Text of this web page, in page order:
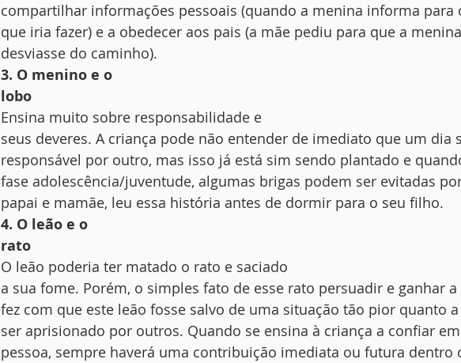
compartilhar informações pessoais (quando a menina informa para
que iria fazer) e a obedecer aos pais (a mãe pediu para que a
desviasse do caminho).
3. O menino e o
lobo
Ensina muito sobre responsabilidade e
seus deveres. A criança pode não entender de imediato que um dia
responsável por outro, mas isso já está sim sendo plantado e
fase adolescência/juventude, algumas brigas podem ser evitadas
papai e mamãe, leu essa história antes de dormir para o seu filho.
4. O leão e o
rato
O leão poderia ter matado o rato e saciado
a sua fome. Porém, o simples fato de esse rato persuadir e ganhar
fez com que este leão fosse salvo de uma situação tão pior quanto
ser aprisionado por outros. Quando se ensina à criança a confiar
pessoa, sempre haverá uma contribuição imediata ou futura dentro